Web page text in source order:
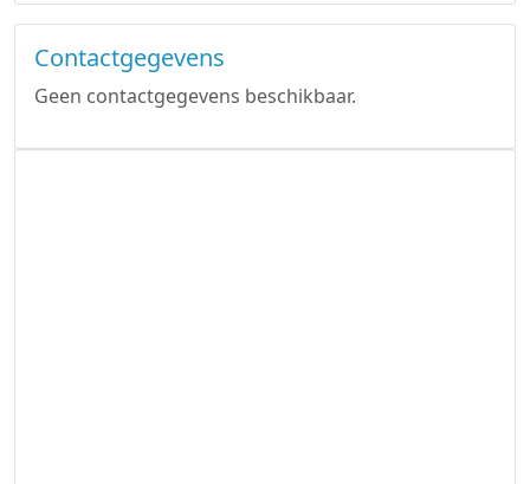
Contactgegevens
Geen contactgegevens beschikbaar.